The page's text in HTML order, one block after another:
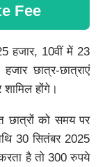
Fee
हजार, 10वीं में 23
छात्र-छात्राएं
शामिल होंगे।
छात्रों को समय पर
30 सितंबर 2025
है तो 300 रुपये